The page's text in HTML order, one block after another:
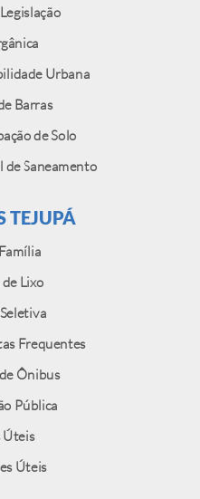
Urbana
Barras
de Solo
Saneamento
TEJUPÁ
Lixo
Frequentes
Ônibus
Pública
Úteis